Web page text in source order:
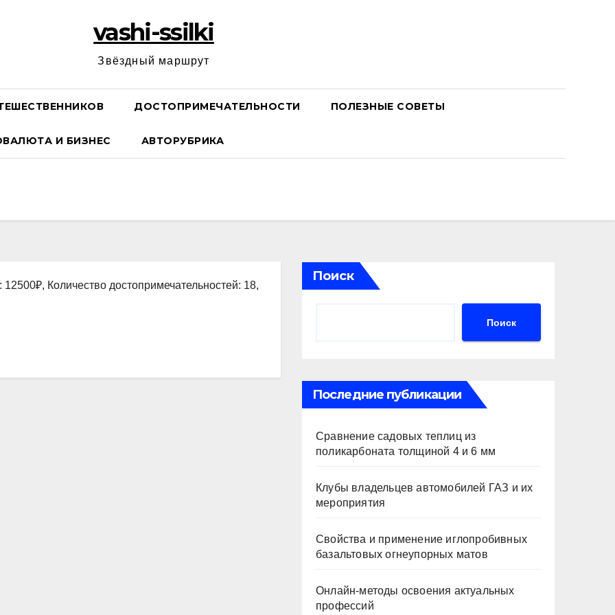
vashi-ssilki
Звёздный маршрут
ДОСТОПРИМЕЧАТЕЛЬНОСТИ ПОЛЕЗНЫЕ СОВЕТЫ
И БИЗНЕС АВТОРУБРИКА
Количество достопримечательностей: 18,
Поиск
Поиск
Последние публикации
Сравнение садовых теплиц из
поликарбоната толщиной 4 и 6 мм
Клубы владельцев автомобилей ГАЗ и их
мероприятия
Свойства и применение иглопробивных
базальтовых огнеупорных матов
Онлайн-методы освоения актуальных
профессий